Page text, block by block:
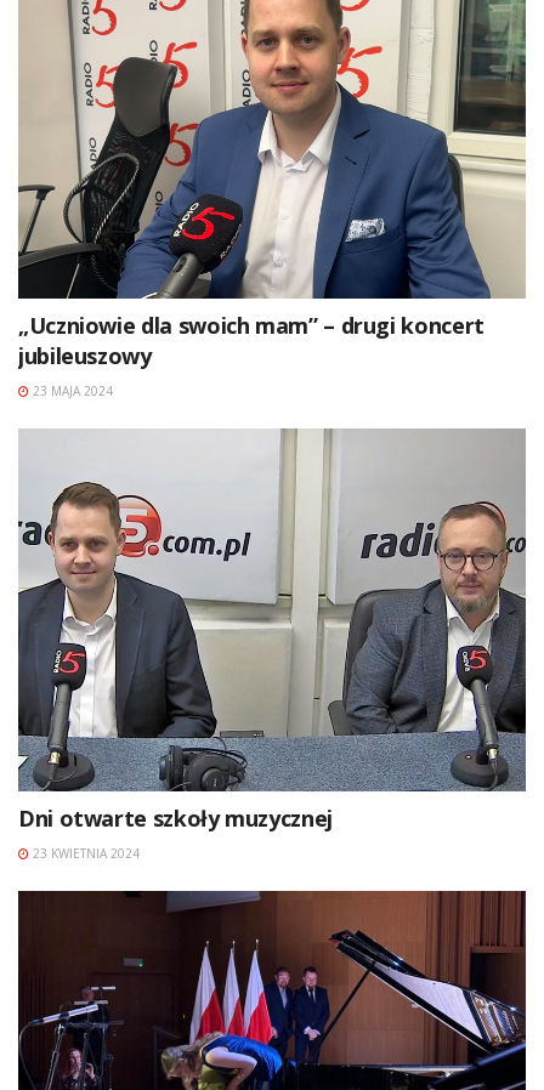
„Uczniowie dla swoich mam” – drugi koncert
jubileuszowy
23 MAJA 2024
Dni otwarte szkoły muzycznej
23 KWIETNIA 2024